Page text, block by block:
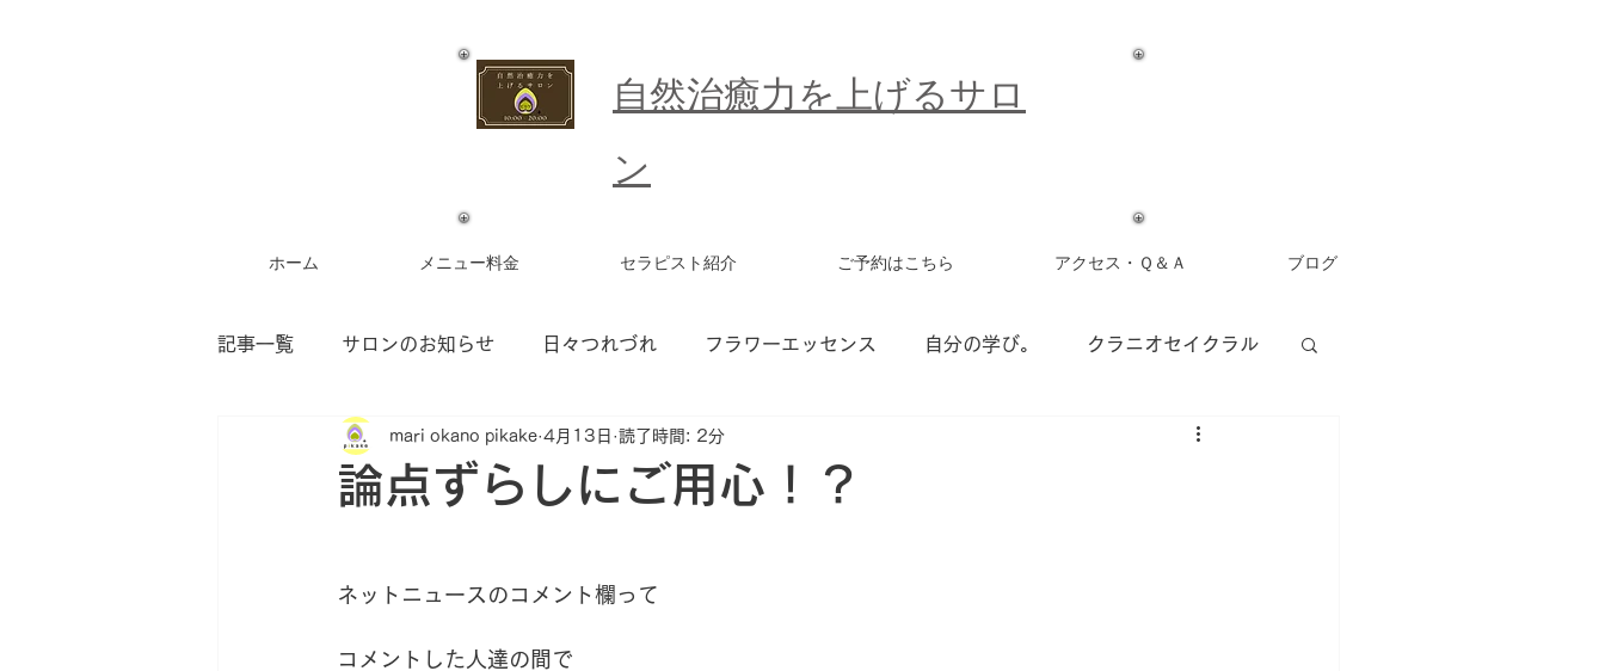
​自然治癒力を上げるサロ
ン
ホーム メニュー料金 セラピスト紹介 ご予約はこちら アクセス・Ｑ＆Ａ ブログ
記事一覧 サロンのお知らせ 日々つれづれ フラワーエッセンス 自分の学び。 クラニオセイクラル
お客様からのご感想 フラワーエッセンス セッション アロマセラピー
論点ずらしにご用心！？
mari okano pikake 4月13日 読了時間: 2分
ネットニュースのコメント欄って
コメントした人達の間で